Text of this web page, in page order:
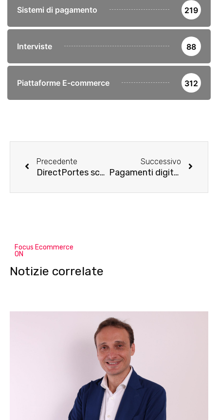
Sistemi di pagamento 219
Interviste 88
Piattaforme E-commerce 312
Precedente
DirectPortes sceglie YouCo per ottimizzare l’ UX attraverso la digital transformation
Successivo
Pagamenti digitali: Axerve lancia “Advice”
Focus Ecommerce
ON
Notizie correlate